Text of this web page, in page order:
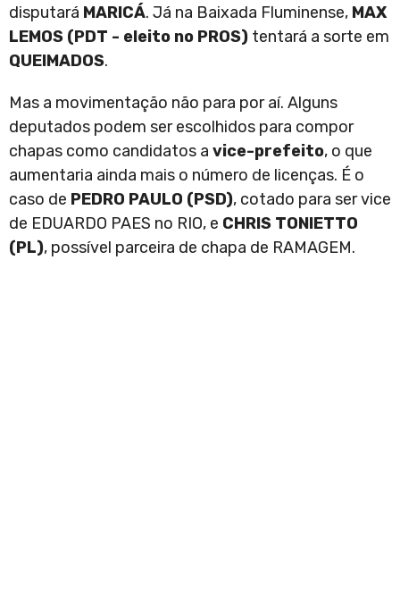
disputará MARICÁ. Já na Baixada Fluminense, MAX
LEMOS (PDT - eleito no PROS) tentará a sorte em
QUEIMADOS.
Mas a movimentação não para por aí. Alguns
deputados podem ser escolhidos para compor
chapas como candidatos a vice-prefeito, o que
aumentaria ainda mais o número de licenças. É o
caso de PEDRO PAULO (PSD), cotado para ser vice
de EDUARDO PAES no RIO, e CHRIS TONIETTO
(PL), possível parceira de chapa de RAMAGEM.